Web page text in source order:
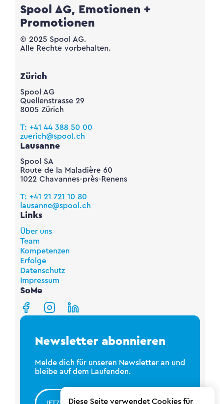
Diese Seite verwendet Cookies für
Spool AG, Emotionen +
Promotionen
© 2025 Spool AG.
Alle Rechte vorbehalten.
Zürich
Spool AG
Quellenstrasse 29
8005 Zürich
T: +41 44 388 50 00
zuerich@spool.ch
Lausanne
Spool SA
Route de la Maladière 60
1022 Chavannes-près-Renens
T: +41 21 721 10 80
lausanne@spool.ch
Links
Über uns
Team
Kompetenzen
Erfolge
Datenschutz
Impressum
SoMe
Newsletter abonnieren
Melde dich für unseren Newsletter an und
bleibe auf dem Laufenden.